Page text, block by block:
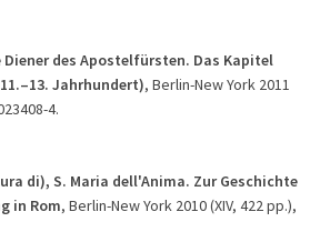
Diener des Apostelfürsten. Das Kapitel
Jahrhundert), Berlin-New York 2011
4.
di), S. Maria dell'Anima. Zur Geschichte
in Rom, Berlin-New York 2010 (XIV, 422 pp.),